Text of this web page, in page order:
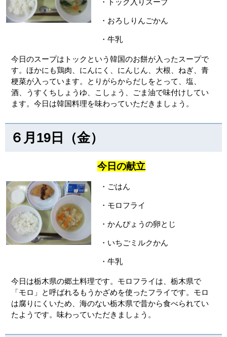
・トック入りスープ
・おろしりんごかん
・牛乳
今日のスープはトックという韓国のお餅が入ったスープで
す。ほかにも鶏肉、にんにく、にんじん、大根、ねぎ、青
梗菜が入っています。とりがらからだしをとって、塩、
酒、うすくちしょうゆ、こしょう、ごま油で味付けしてい
ます。今日は韓国料理を味わっていただきましょう。
６月19日（金）
今日の献立
・ごはん
・モロフライ
・かんぴょうの卵とじ
・いちごミルクかん
・牛乳
今日は栃木県の郷土料理です。モロフライは、栃木県で
「モロ」と呼ばれるもうかざめを使ったフライです。モロ
は腐りにくいため、海のない栃木県で昔から食べられてい
たようです。味わっていただきましょう。